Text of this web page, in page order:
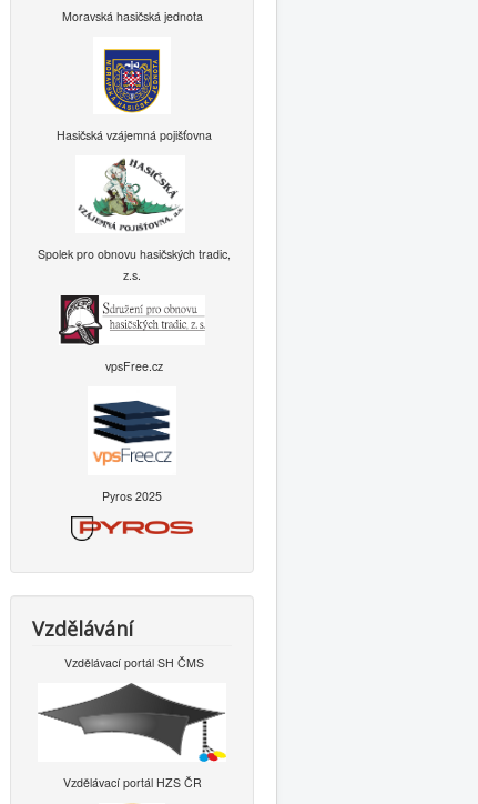
Moravská hasičská jednota
Hasičská vzájemná pojišťovna
Spolek pro obnovu hasičských tradic,
z.s.
vpsFree.cz
Pyros 2025
Vzdělávání
Vzdělávací portál SH ČMS
Vzdělávací portál HZS ČR